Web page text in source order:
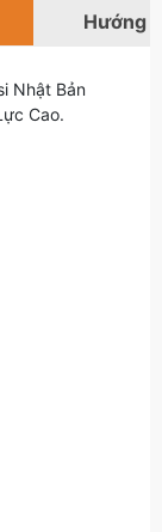
Hướng
Nhật Bản
Cao.